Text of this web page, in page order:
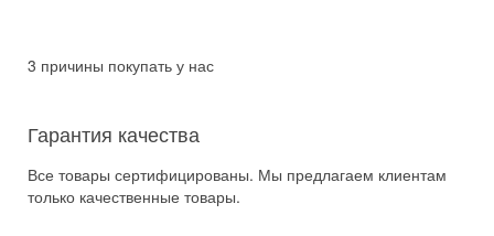
3 причины покупать у нас
Гарантия качества
Все товары сертифицированы. Мы предлагаем клиентам
только качественные товары.